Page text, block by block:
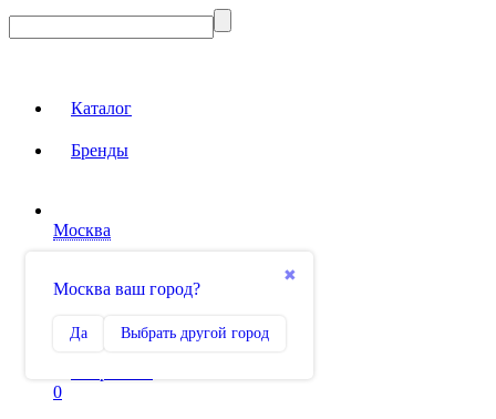
Каталог
Бренды
Москва
✖
Москва ваш город?
Да Выбрать другой город
Сравнение
0